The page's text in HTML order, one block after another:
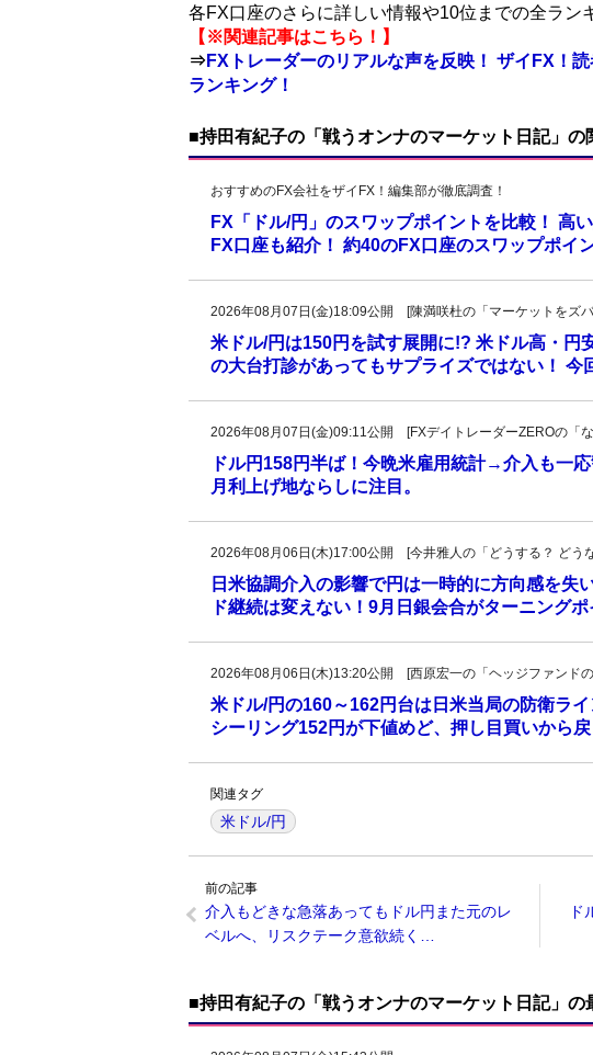
各FX口座のさらに詳しい情報や10位までの全ラン
【※関連記事はこちら！】
⇒FXトレーダーのリアルな声を反映！ ザイFX！
ランキング！
■持田有紀子の「戦うオンナのマーケット日記」の
おすすめのFX会社をザイFX！編集部が徹底調査！
FX「ドル/円」のスワップポイントを比較！ 高
FX口座も紹介！ 約40のFX口座のスワップポイ
2026年08月07日(金)18:09公開 [陳満咲杜の「マーケットをズ
米ドル/円は150円を試す展開に!? 米ドル高・円
の大台打診があってもサプライズではない！
2026年08月07日(金)09:11公開 [FXデイトレーダーZEROの「
ドル円158円半ば！今晩米雇用統計→介入も一
月利上げ地ならしに注目。
2026年08月06日(木)17:00公開 [今井雅人の「どうする？ どう
日米協調介入の影響で円は一時的に方向感を失
ド継続は変えない！9月日銀会合がターニング
2026年08月06日(木)13:20公開 [西原宏一の「ヘッジファンド
米ドル/円の160～162円台は日米当局の防衛ラ
シーリング152円が下値めど、押し目買いから
関連タグ
米ドル/円
前の記事
介入もどきな急落あってもドル円また元のレ
ベルへ、リスクテーク意欲続く…
ド
■持田有紀子の「戦うオンナのマーケット日記」の